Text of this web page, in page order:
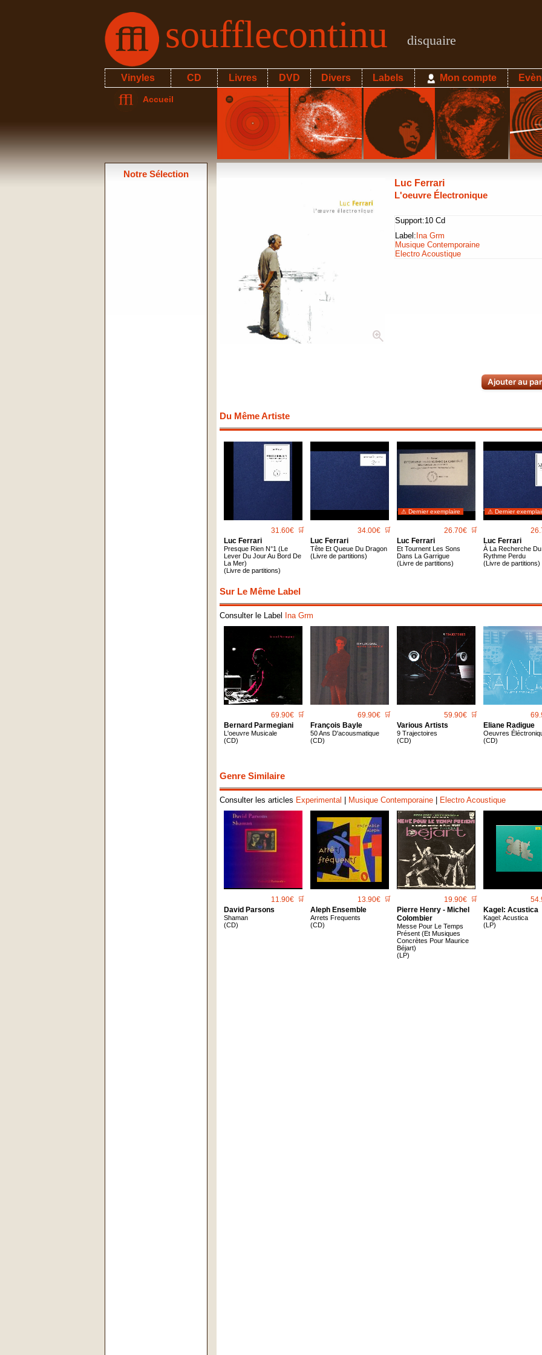
soufflecontinu disquaire
Vinyles CD Livres DVD Divers Labels Mon compte
Accueil
Notre Sélection
zoom_in
Luc Ferrari
L'oeuvre Électronique
Support:10 Cd
Label: Ina Grm
Musique Contemporaine
Electro Acoustique
Ajouter au
Du Même Artiste
31.60€ 🛒
Luc Ferrari
Presque Rien N°1 (Le
Lever Du Jour Au Bord De
La Mer)
(Livre de partitions)
34.00€ 🛒
Luc Ferrari
Tête Et Queue Du Dragon
(Livre de partitions)
⚠ Dernier exemplaire
26.70€ 🛒
Luc Ferrari
Et Tournent Les Sons
Dans La Garrigue
(Livre de partitions)
⚠ Dernier
Luc Ferrari
À La Recherche Du
Rythme Perdu
(Livre de partitions)
Sur Le Même Label
Consulter le Label Ina Grm
69.90€ 🛒
Bernard Parmegiani
L'oeuvre Musicale
(CD)
69.90€ 🛒
François Bayle
50 Ans D'acousmatique
(CD)
59.90€ 🛒
Various Artists
9 Trajectoires
(CD)
Eliane Radigue
Oeuvres
(CD)
Genre Similaire
Consulter les articles Experimental Musique Contemporaine| Electro Acoustique
11.90€ 🛒
David Parsons
Shaman
(CD)
13.90€ 🛒
Aleph Ensemble
Arrets Frequents
(CD)
19.90€ 🛒
Pierre Henry - Michel
Colombier
Messe Pour Le Temps
Présent (Et Musiques
Concrètes Pour Maurice
Béjart)
(LP)
Kagel: Acustica
Kagel: Acustica
(LP)